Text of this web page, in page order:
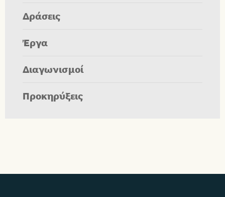
Δράσεις
Έργα
Διαγωνισμοί
Προκηρύξεις